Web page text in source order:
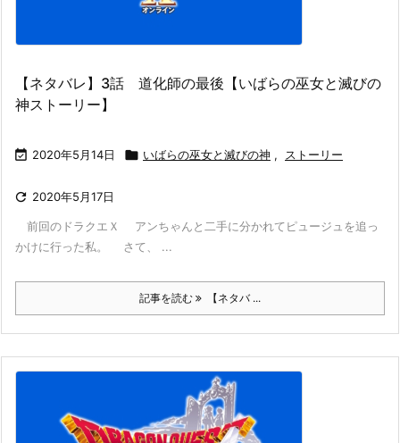
【ネタバレ】3話 道化師の最後【いばらの巫女と滅びの
神ストーリー】
 2020年5月14日  いばらの巫女と滅びの神 , ストーリー
 2020年5月17日
前回のドラクエＸ アンちゃんと二手に分かれてピュージュを追っ
かけに行った私。 さて、 ...
記事を読む 【ネタバ ...